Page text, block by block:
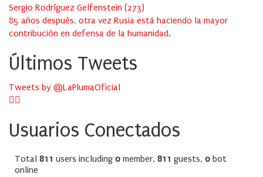
Sergio Rodríguez Gelfenstein (273)
85 años después, otra vez Rusia está haciendo la mayor
contribución en defensa de la humanidad.
Últimos Tweets
Tweets by @LaPlumaOficial
Usuarios Conectados
Total 811 users including 0 member, 811 guests, 0 bot
online